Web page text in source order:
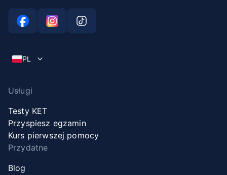
PL
Usługi
Testy KET
Przyspiesz egzamin
Kurs pierwszej pomocy
Przydatne
Blog